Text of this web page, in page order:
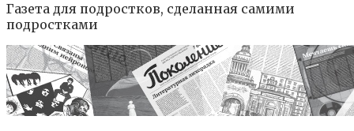
Газета для подростков, сделанная самими
подростками